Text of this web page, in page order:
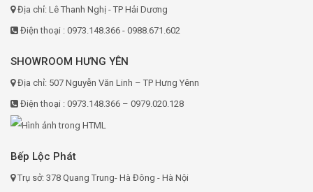
Địa chỉ: Lê Thanh Nghị - TP Hải Dương
Điện thoại : 0973.148.366 - 0988.671.602
SHOWROOM HƯNG YÊN
Địa chỉ: 507 Nguyễn Văn Linh – TP Hưng Yênn
Điện thoại : 0973.148.366 – 0979.020.128
Bếp Lộc Phát
Trụ sở: 378 Quang Trung- Hà Đông - Hà Nội